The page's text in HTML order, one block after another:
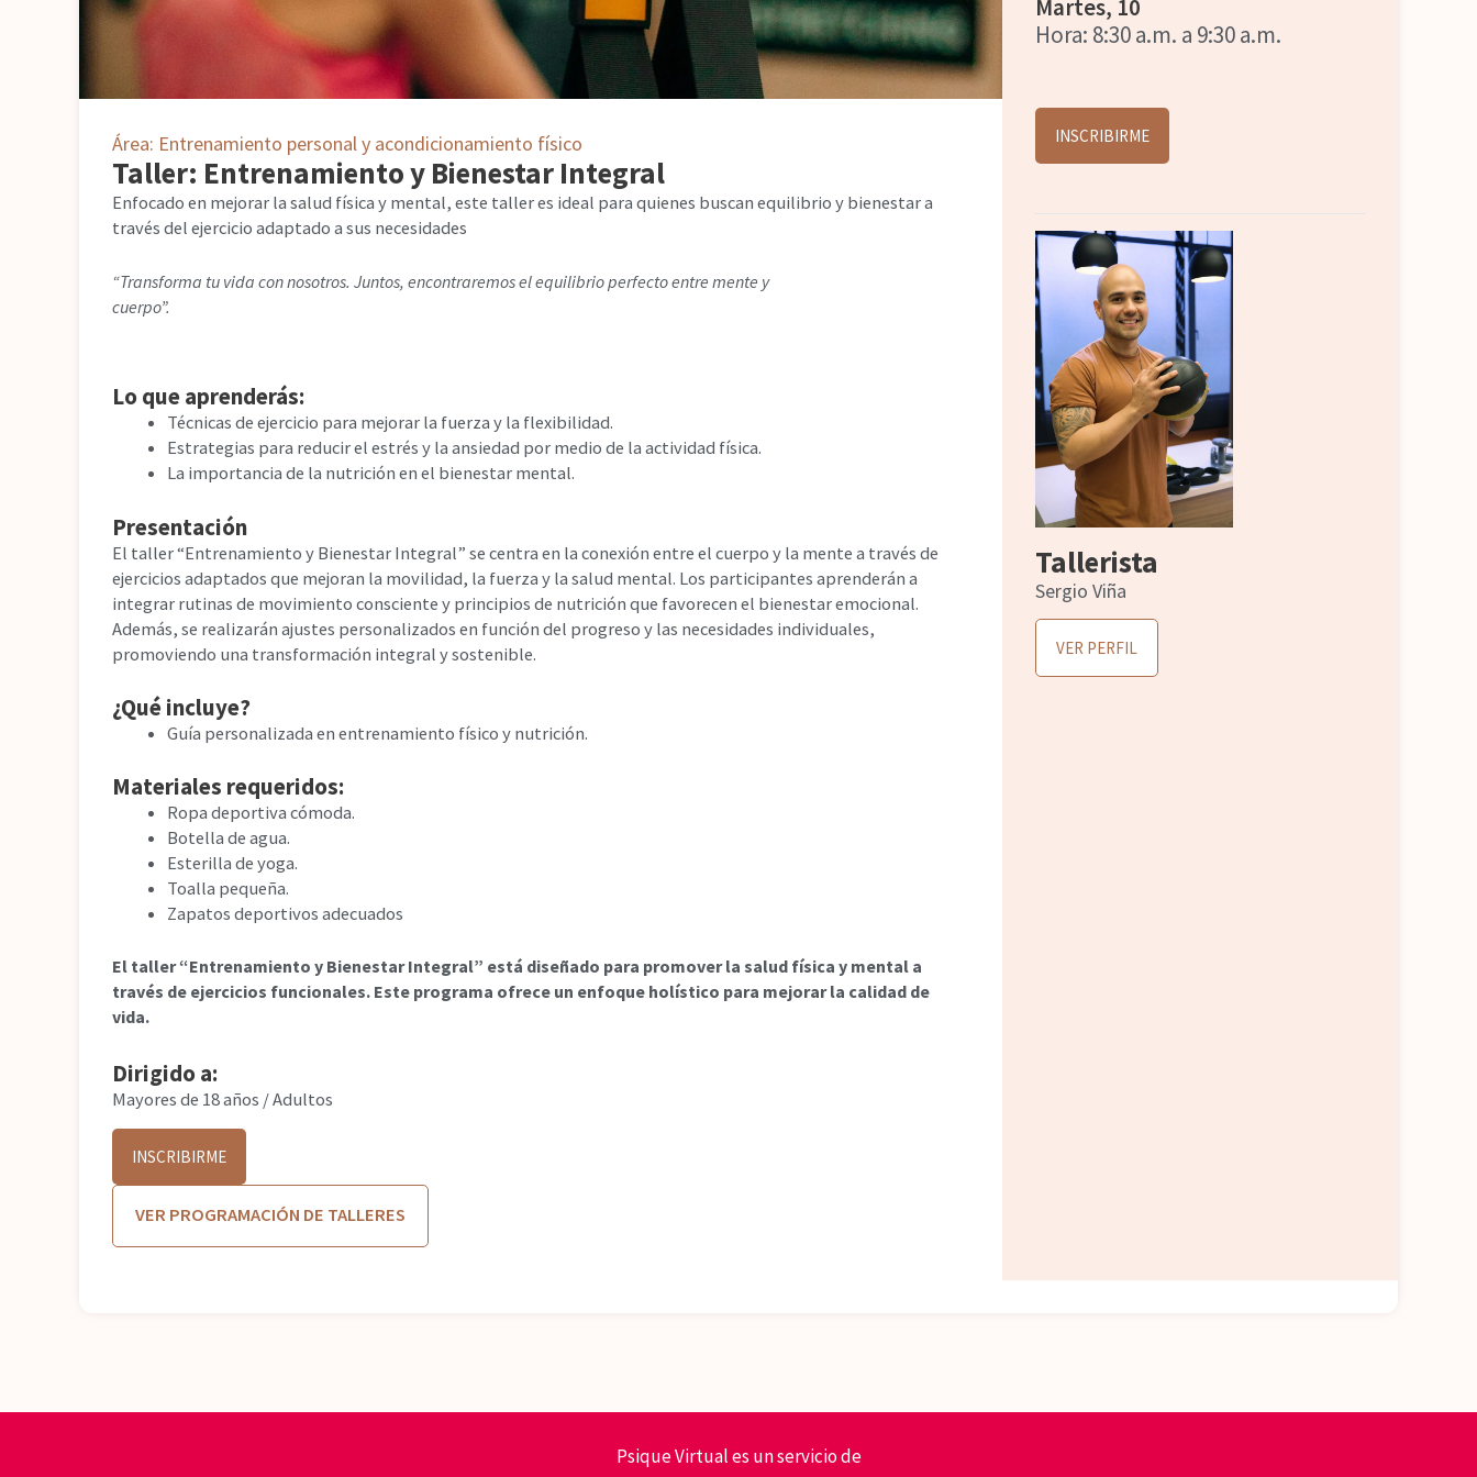
Área: Entrenamiento personal y acondicionamiento físico
Taller: Entrenamiento y Bienestar Integral
Enfocado en mejorar la salud física y mental, este taller es ideal para quienes buscan equilibrio y bienestar a
través del ejercicio adaptado a sus necesidades
“Transforma tu vida con nosotros. Juntos, encontraremos el equilibrio perfecto entre mente y
cuerpo”.
Lo que aprenderás:
Técnicas de ejercicio para mejorar la fuerza y la flexibilidad.
Estrategias para reducir el estrés y la ansiedad por medio de la actividad física.
La importancia de la nutrición en el bienestar mental.
Presentación
El taller “Entrenamiento y Bienestar Integral” se centra en la conexión entre el cuerpo y la mente a través de
ejercicios adaptados que mejoran la movilidad, la fuerza y la salud mental. Los participantes aprenderán a
integrar rutinas de movimiento consciente y principios de nutrición que favorecen el bienestar emocional.
Además, se realizarán ajustes personalizados en función del progreso y las necesidades individuales,
promoviendo una transformación integral y sostenible.
¿Qué incluye?
Guía personalizada en entrenamiento físico y nutrición.
Materiales requeridos:
Ropa deportiva cómoda.
Botella de agua.
Esterilla de yoga.
Toalla pequeña.
Zapatos deportivos adecuados
El taller “Entrenamiento y Bienestar Integral” está diseñado para promover la salud física y mental a
través de ejercicios funcionales. Este programa ofrece un enfoque holístico para mejorar la calidad de
vida.
Dirigido a:
Mayores de 18 años / Adultos
INSCRIBIRME
VER PROGRAMACIÓN DE TALLERES
Martes, 10
Hora: 8:30 a.m. a 9:30 a.m.
INSCRIBIRME
Tallerista
Sergio Viña
VER PERFIL
Psique Virtual es un servicio de